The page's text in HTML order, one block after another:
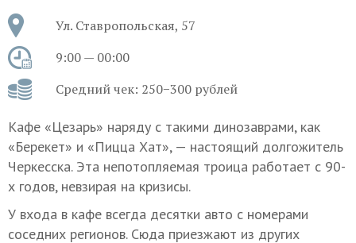
Ул. Ставропольская, 57
9:00 — 00:00
Средний чек: 250−300 рублей
Кафе «Цезарь» наряду с такими динозаврами, как
«Берекет» и «Пицца Хат», — настоящий долгожитель
Черкесска. Эта непотопляемая троица работает с 90-
х годов, невзирая на кризисы.
У входа в кафе всегда десятки авто с номерами
соседних регионов. Сюда приезжают из других